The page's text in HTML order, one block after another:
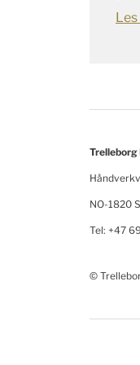
Trelleborg
NO-1820
Tel: +47
©